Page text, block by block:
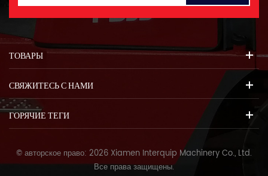
ТОВАРЫ
СВЯЖИТЕСЬ С НАМИ
ГОРЯЧИЕ ТЕГИ
© авторское право: 2026 Xiamen Interquip Machinery Co., Ltd.
Все права защищены.